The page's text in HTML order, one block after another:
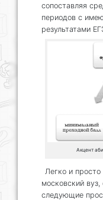
сопоставляя
периодов с
результатами
Акцент
Легко и
московский вуз,
следующие